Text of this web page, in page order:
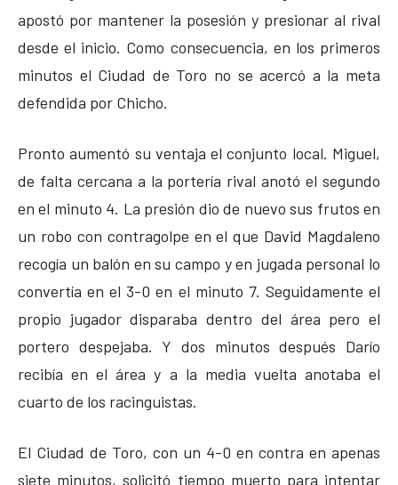
apostó por mantener la posesión y presionar al rival
desde el inicio. Como consecuencia, en los primeros
minutos el Ciudad de Toro no se acercó a la meta
defendida por Chicho.
Pronto aumentó su ventaja el conjunto local. Miguel,
de falta cercana a la portería rival anotó el segundo
en el minuto 4. La presión dio de nuevo sus frutos en
un robo con contragolpe en el que David Magdaleno
recogía un balón en su campo y en jugada personal lo
convertía en el 3-0 en el minuto 7. Seguidamente el
propio jugador disparaba dentro del área pero el
portero despejaba. Y dos minutos después Darío
recibía en el área y a la media vuelta anotaba el
cuarto de los racinguistas.
El Ciudad de Toro, con un 4-0 en contra en apenas
siete minutos, solicitó tiempo muerto para intentar